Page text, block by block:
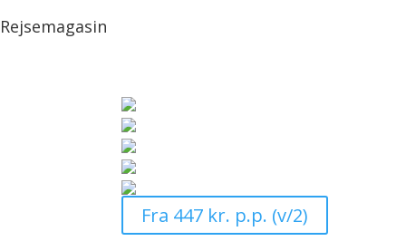
Rejsemagasin
Fra 447 kr. p.p. (v/2)